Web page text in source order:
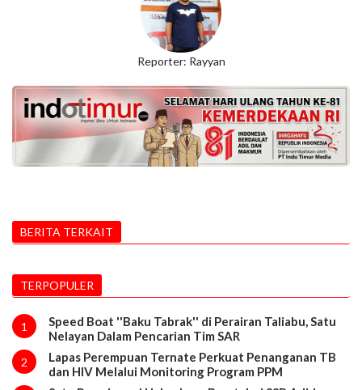
Reporter: Rayyan
BERITA TERKAIT
TERPOPULER
1
Speed Boat ''Baku Tabrak'' di Perairan Taliabu, Satu
Nelayan Dalam Pencarian Tim SAR
2
Lapas Perempuan Ternate Perkuat Penanganan TB
dan HIV Melalui Monitoring Program PPM